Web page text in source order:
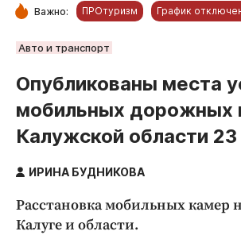
РУБРИКИ
Обнинск
Статьи
Народные новости
Авто и транспорт
Криминал
Важно: ПРОтуризм График
Авто и транспорт
Опубликованы места
мобильных дорожных
Калужской области 23
ИРИНА БУДНИКОВА
Расстановка мобильных камер
Калуге и области.